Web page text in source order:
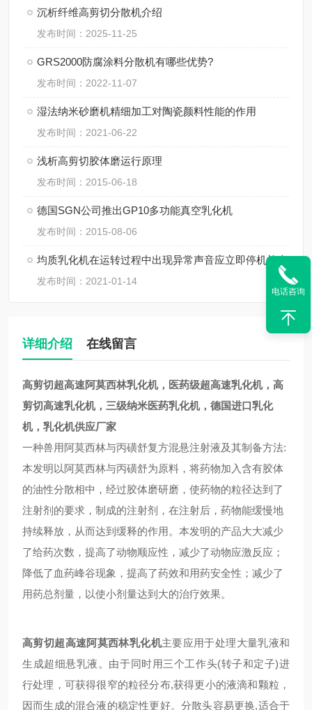
沉析纤维高剪切分散机介绍
发布时间：2025-11-25
GRS2000防腐涂料分散机有哪些优势?
发布时间：2022-11-07
湿法纳米砂磨机精细加工对陶瓷颜料性能的作用
发布时间：2021-06-22
浅析高剪切胶体磨运行原理
发布时间：2015-06-18
德国SGN公司推出GP10多功能真空乳化机
发布时间：2015-08-06
均质乳化机在运转过程中出现异常声音应立即停机检查
发布时间：2021-01-14
详细介绍 在线留言
高剪切超高速阿莫西林乳化机，医药级超高速乳化机，高
剪切高速乳化机，三级纳米医药乳化机，德国进口乳化
机，乳化机供应厂家
一种兽用阿莫西林与丙磺舒复方混悬注射液及其制备方法:
本发明以阿莫西林与丙磺舒为原料，将药物加入含有胶体
的油性分散相中，经过胶体磨研磨，使药物的粒径达到了
注射剂的要求，制成的注射剂，在注射后，药物能缓慢地
持续释放，从而达到缓释的作用。本发明的产品大大减少
了给药次数，提高了动物顺应性，减少了动物应激反应；
降低了血药峰谷现象，提高了药效和用药安全性；减少了
用药总剂量，以使小剂量达到大的治疗效果。
高剪切超高速阿莫西林乳化机主要应用于处理大量乳液和
生成超细悬乳液。由于同时用三个工作头(转子和定子)进
行处理，可获得很窄的粒径分布,获得更小的液滴和颗粒，
因而生成的混合液的稳定性更好。分散头容易更换,适合于
电话咨询